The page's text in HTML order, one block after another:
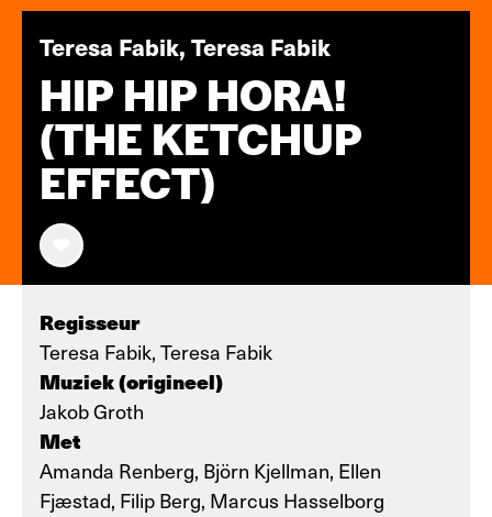
Teresa Fabik, Teresa Fabik
HIP HIP HORA!
(THE KETCHUP
EFFECT)
Regisseur
Teresa Fabik, Teresa Fabik
Muziek (origineel)
Jakob Groth
Met
Amanda Renberg, Björn Kjellman, Ellen
Fjæstad, Filip Berg, Marcus Hasselborg